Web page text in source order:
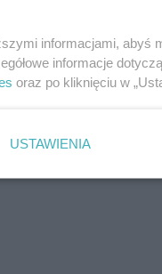
ESKA Olsztyn
informacjami, abyś
informacje
oraz po kliknięciu w
USTAWIENIA